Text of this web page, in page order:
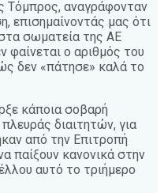
αναγράφονταν
επισημαίνοντάς μας ότι
σωματεία της ΑΕ
ο αριθμός του
δεν «πάτησε» καλά το
κάποια σοβαρή
διαιτητών, για
από την Επιτροπή
παίξουν κανονικά στην
αυτό το τριήμερο